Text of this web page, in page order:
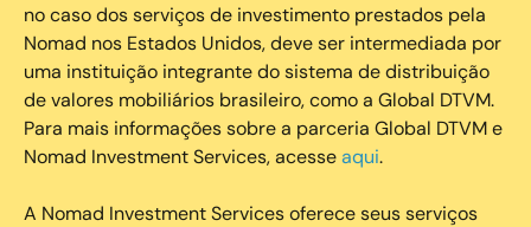
no caso dos serviços de investimento prestados pela
Nomad nos Estados Unidos, deve ser intermediada por
uma instituição integrante do sistema de distribuição
de valores mobiliários brasileiro, como a Global DTVM.
Para mais informações sobre a parceria Global DTVM e
Nomad Investment Services, acesseaqui.
A Nomad Investment Services oferece seus serviços